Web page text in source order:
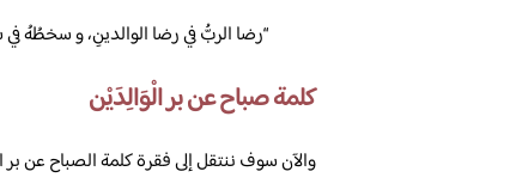
“رضا الربُّ في رضا الوالدينِ، و سخطُهُ
كلمة صباح عن بر الْوَالِدَيْن
والآن سوف ننتقل إلى فقرة كلمة الصباح عن بر